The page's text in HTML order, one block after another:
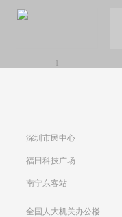
深圳市民中心
福田科技广场
南宁东客站
全国人大机关办公楼